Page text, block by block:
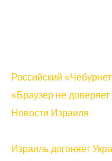
Российский
«Браузер не доверяет
Новости Израиля
Израиль догоняет